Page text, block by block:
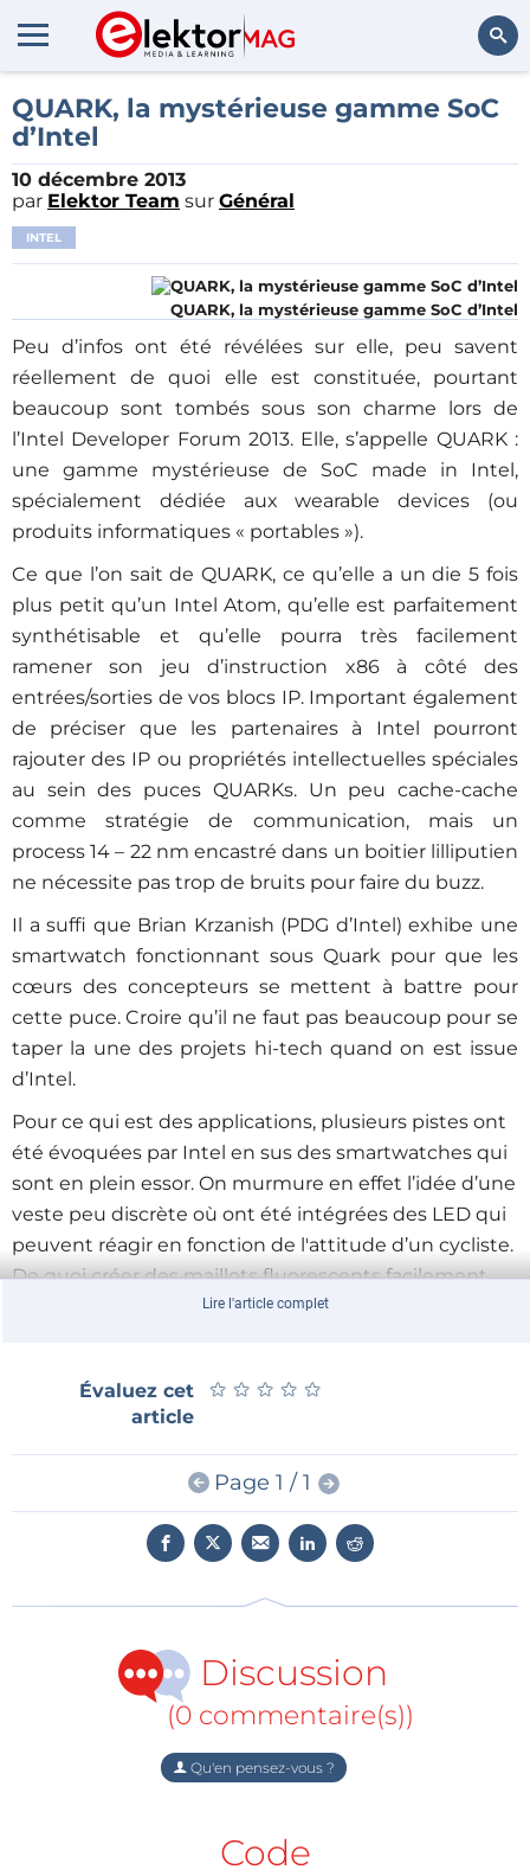
Rechercher
QUARK, la mystérieuse gamme SoC
d’Intel
10 décembre 2013
par Elektor Team sur Général
INTEL
QUARK, la mystérieuse gamme SoC d’Intel
Peu d’infos ont été révélées sur elle, peu savent
réellement de quoi elle est constituée, pourtant
beaucoup sont tombés sous son charme lors de
l’Intel Developer Forum 2013. Elle, s’appelle QUARK :
une gamme mystérieuse de SoC made in Intel,
spécialement dédiée aux wearable devices (ou
produits informatiques « portables »).
Ce que l’on sait de QUARK, ce qu’elle a un die 5 fois
plus petit qu’un Intel Atom, qu’elle est parfaitement
synthétisable et qu’elle pourra très facilement
ramener son jeu d’instruction x86 à côté des
entrées/sorties de vos blocs IP. Important également
de préciser que les partenaires à Intel pourront
rajouter des IP ou propriétés intellectuelles spéciales
au sein des puces QUARKs. Un peu cache-cache
comme stratégie de communication, mais un
process 14 – 22 nm encastré dans un boitier lilliputien
ne nécessite pas trop de bruits pour faire du buzz.
Il a suffi que Brian Krzanish (PDG d’Intel) exhibe une
smartwatch fonctionnant sous Quark pour que les
cœurs des concepteurs se mettent à battre pour
cette puce. Croire qu’il ne faut pas beaucoup pour se
taper la une des projets hi-tech quand on est issue
d’Intel.
Pour ce qui est des applications, plusieurs pistes ont
été évoquées par Intel en sus des smartwatches qui
sont en plein essor. On murmure en effet l’idée d’une
veste peu discrète où ont été intégrées des LED qui
peuvent réagir en fonction de l'attitude d’un cycliste.
De quoi créer des maillots fluorescents facilement
remarquables par les automobilistes. Ce qui est
anxieuses.
Lire l'article complet
Évaluez cet
article
★ ★ ★ ★ ★
★ ★ ★ ★ ★
Page 1 / 1
Discussion
(0 commentaire(s))
Qu'en pensez-vous ?
Code